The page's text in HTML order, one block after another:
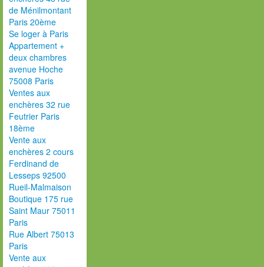
de Ménilmontant
Paris 20ème
Se loger à Paris
Appartement +
deux chambres
avenue Hoche
75008 Paris
Ventes aux
enchères 32 rue
Feutrier Paris
18ème
Vente aux
enchères 2 cours
Ferdinand de
Lesseps 92500
Rueil-Malmaison
Boutique 175 rue
Saint Maur 75011
Paris
Rue Albert 75013
Paris
Vente aux